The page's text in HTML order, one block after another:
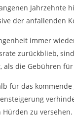
der anfallenden
immer
zurückblieb,
die Gebühren
für das
zu
Erstellung von
ohne dass